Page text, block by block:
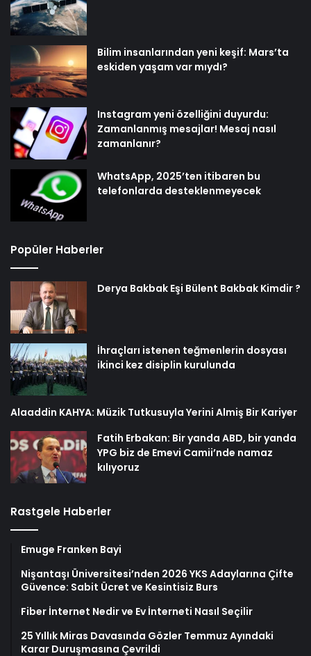
Bilim insanlarından yeni keşif: Mars’ta
eskiden yaşam var mıydı?
Instagram yeni özelliğini duyurdu:
Zamanlanmış mesajlar! Mesaj nasıl
zamanlanır?
WhatsApp, 2025’ten itibaren bu
telefonlarda desteklenmeyecek
Popüler Haberler
Derya Bakbak Eşi Bülent Bakbak Kimdir ?
İhraçları istenen teğmenlerin dosyası
ikinci kez disiplin kurulunda
Alaaddin KAHYA: Müzik Tutkusuyla Yerini Almiş Bir Kariyer
Fatih Erbakan: Bir yanda ABD, bir yanda
YPG biz de Emevi Camii’nde namaz
kılıyoruz
Rastgele Haberler
Emuge Franken Bayi
Nişantaşı Üniversitesi’nden 2026 YKS Adaylarına Çifte
Güvence: Sabit Ücret ve Kesintisiz Burs
Fiber İnternet Nedir ve Ev İnterneti Nasıl Seçilir
25 Yıllık Miras Davasında Gözler Temmuz Ayındaki
Karar Duruşmasına Çevrildi